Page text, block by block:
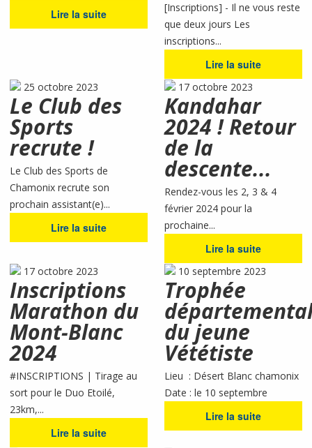
Lire la suite
[Inscriptions] - Il ne vous reste
que deux jours Les
inscriptions...
Lire la suite
25 octobre 2023
Le Club des
Sports
recrute !
Le Club des Sports de
Chamonix recrute son
prochain assistant(e)...
Lire la suite
17 octobre 2023
Kandahar
2024 ! Retour
de la
descente...
Rendez-vous les 2, 3 & 4
février 2024 pour la
prochaine...
Lire la suite
17 octobre 2023
Inscriptions
Marathon du
Mont-Blanc
2024
#INSCRIPTIONS | Tirage au
sort pour le Duo Etoilé,
23km,...
Lire la suite
10 septembre 2023
Trophée
du jeune
Vététiste
Lieu : Désert Blanc chamonix
Date : le 10 septembre
Lire la suite